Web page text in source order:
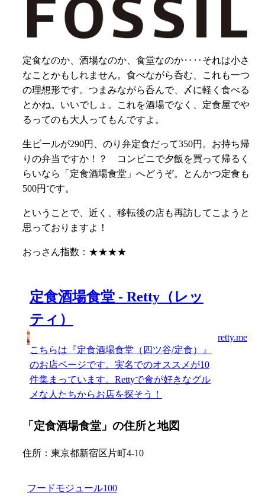
定食なのか、酒場なのか、食堂なのか‥‥それは小さ
なことかもしれません。食べながら呑む、これも一つ
の理想形です。つまみながら呑んで、〆に軽く食べる
とかね。いいでしょ。これを酒場でなく、定食屋でや
るってのも大人ってもんですよ。
生ビールが290円、のり弁定食だって350円。お持ち帰
りの弁当ですか！？ コンビニで夕飯を買って帰るく
らいなら「定食酒場食堂」へどうぞ。とんかつ定食も
500円です。
ということで、近く、移転後の店も再訪してこようと
思っておりますよ！
おっさん指数：★★★★
定食酒場食堂 - Retty（レッ
ティ）
こちらは『定食酒場食堂（四ツ谷/定食）』
のお店ページです。実名でのオススメが10
件集まっています。Rettyで食が好きなグル
メな人たちからお店を探そう！
retty.me
「定食酒場食堂」の住所と地図
住所：東京都新宿区片町4-10
フードモジュール100